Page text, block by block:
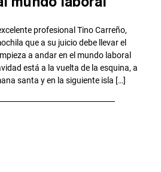
profesional Tino Carreño,
que a su juicio debe llevar el
a andar en el mundo laboral
está a la vuelta de la esquina, a
santa y en la siguiente isla […]